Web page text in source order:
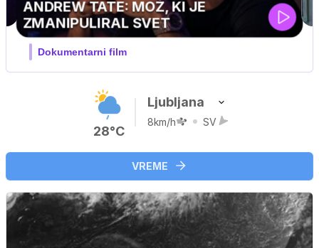
28°C
Ljubljana
8km/h SV
VREME